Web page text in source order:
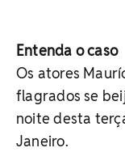
Entenda o caso
Os atores
flagrados se
noite desta
Janeiro.